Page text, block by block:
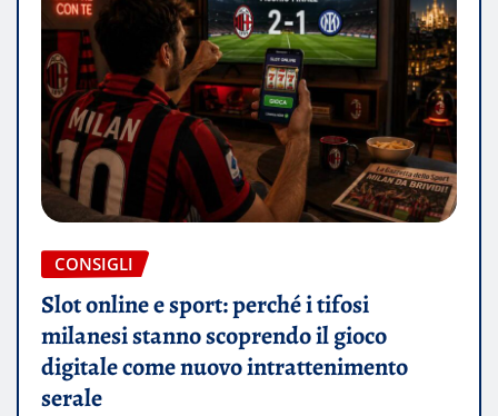
CONSIGLI
Slot online e sport: perché i tifosi
milanesi stanno scoprendo il gioco
digitale come nuovo intrattenimento
serale